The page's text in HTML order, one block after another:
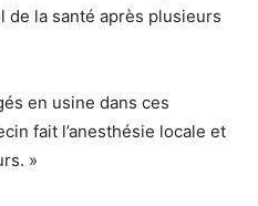
de la santé après plusieurs
en usine dans ces
fait l’anesthésie locale et
»